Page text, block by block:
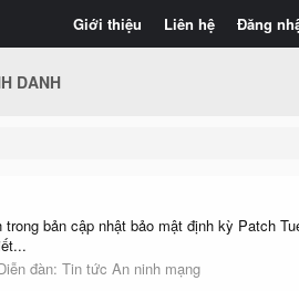
Giới thiệu Liên hệ Đăng
DANH
bản cập nhật bảo mật định kỳ Patch
đàn: Tin tức An ninh mạng